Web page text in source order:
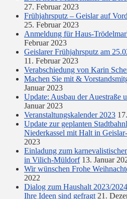
27. Februar 2023
Frühjahrsputz – Geislar auf
25. Februar 2023
Anmeldung für Haus-
Februar 2023
Geislarer Frühjahrsputz am
11. Februar 2023
Verabschiedung von Karin
Machen Sie mit &
Januar 2023
Update: Ausbau der Auestraße
Januar 2023
Veranstaltungskalender 2023
Update zur geplanten
Niederkassel mit Halt in
2023
Einladung zum
in Vilich-Müldorf 13. Januar
Wir wünschen Frohe
2022
Dialog zum Haushalt 2023/
Ihre Ideen sind gefragt 21.